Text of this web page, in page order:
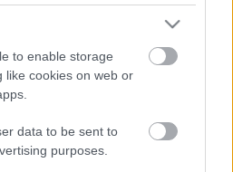
to enable storage
like cookies on web or
data to be sent to
purposes.
üres, hanem az okosan működő
energiatakarékos